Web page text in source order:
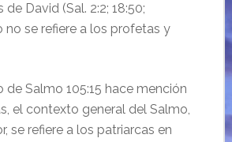
David (Sal. 2:2; 18:50;
no se refiere a los profetas y
de Salmo 105:15 hace mención
el contexto general del Salmo,
se refiere a los patriarcas en